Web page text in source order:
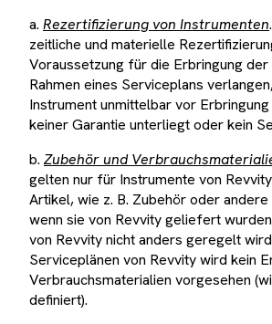
a. Rezertifizierung von Instrumenten
zeitliche und materielle
Voraussetzung für die Erbringung
Rahmen eines Serviceplans
Instrument unmittelbar vor
keiner Garantie unterliegt oder kein
b. Zubehör und
gelten nur für Instrumente von
Artikel, wie z. B. Zubehör oder
wenn sie von Revvity geliefert
von Revvity nicht anders geregelt
Serviceplänen von Revvity wird kein
Verbrauchsmaterialien vorgesehen
definiert).